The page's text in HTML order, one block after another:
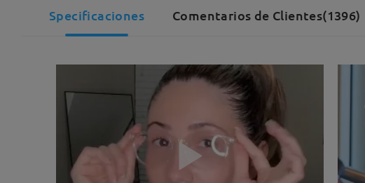
Specificaciones Comentarios de Clientes(1396)